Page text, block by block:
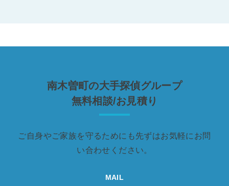
南木曽町の大手探偵グループ
無料相談/お見積り
ご自身やご家族を守るためにも先ずはお気軽にお問
い合わせください。
MAIL